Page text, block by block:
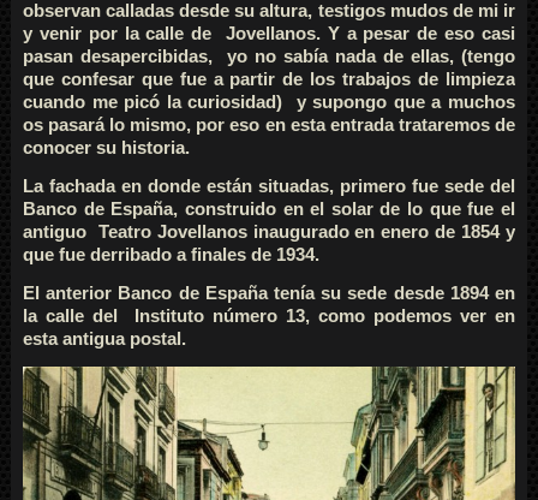
observan calladas desde su altura, testigos mudos de mi ir
y venir por la calle de Jovellanos. Y a pesar de eso casi
pasan desapercibidas, yo no sabía nada de ellas, (tengo
que confesar que fue a partir de los trabajos de limpieza
cuando me picó la curiosidad) y supongo que a muchos
os pasará lo mismo, por eso en esta entrada trataremos de
conocer su historia.
La fachada en donde están situadas, primero fue sede del
Banco de España, construido en el solar de lo que fue el
antiguo Teatro Jovellanos inaugurado en enero de 1854 y
que fue derribado a finales de 1934.
El anterior Banco de España tenía su sede desde 1894 en
la calle del Instituto número 13, como podemos ver en
esta antigua postal.